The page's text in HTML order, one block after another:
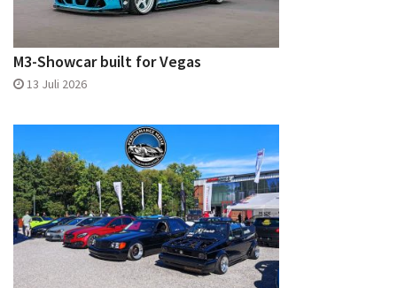
M3-Showcar built for Vegas
13 Juli 2026